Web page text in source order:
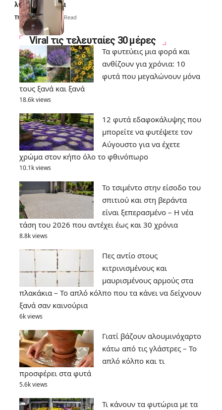
λύσουν τα χέρια
Thali Ombre 6 Min Read
Viral τις τελευταίες 30 μέρες
Τα φυτεύεις μια φορά και
ανθίζουν για χρόνια: 10
φυτά που μεγαλώνουν μόνα
τους ξανά και ξανά
18.6k views
12 φυτά εδαφοκάλυψης που
μπορείτε να φυτέψετε τον
Αύγουστο για να έχετε
χρώμα στον κήπο όλο το φθινόπωρο
10.1k views
Το τσιμέντο στην είσοδο του
σπιτιού και στη βεράντα
είναι ξεπερασμένο – Η νέα
τάση του 2026 που αντέχει έως και 30 χρόνια
8.8k views
Πες αντίο στους
κιτρινισμένους και
μαυρισμένους αρμούς στα
πλακάκια – Το απλό κόλπο που τα κάνει να δείχνουν
ξανά σαν καινούρια
6k views
Γιατί βάζουν αλουμινόχαρτο
κάτω από τις γλάστρες – Το
απλό κόλπο και τι
προσφέρει στα φυτά
5.6k views
Τι κάνουν τα φυτώρια με τα